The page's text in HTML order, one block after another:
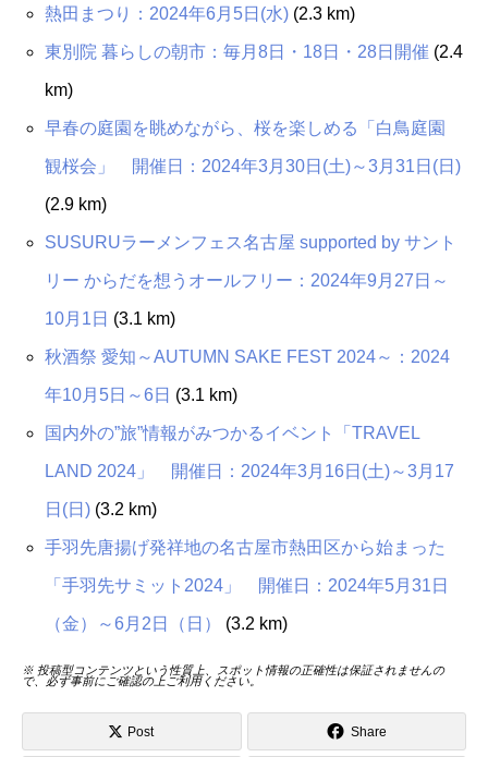
熱田まつり：2024年6月5日(水)(2.3 km)
東別院 暮らしの朝市：毎月8日・18日・28日開催 (2.4
km)
早春の庭園を眺めながら、桜を楽しめる「白鳥庭園
観桜会」 開催日：2024年3月30日(土)～3月31日(日)
(2.9 km)
SUSURUラーメンフェス名古屋 supported by サント
リー からだを想うオールフリー：2024年9月27日～
10月1日 (3.1 km)
秋酒祭 愛知～AUTUMN SAKE FEST 2024～：2024
年10月5日～6日 (3.1 km)
国内外の”旅”情報がみつかるイベント「TRAVEL
LAND 2024」 開催日：2024年3月16日(土)～3月17
日(日)(3.2 km)
手羽先唐揚げ発祥地の名古屋市熱田区から始まった
「手羽先サミット2024」 開催日：2024年5月31日
（金）～6月2日（日） (3.2 km)
※ 投稿型コンテンツという性質上、スポット情報の正確性は保証されませんの
で、必ず事前にご確認の上ご利用ください。
Post Share